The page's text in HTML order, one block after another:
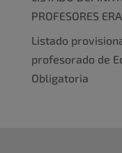
PROFESORES
Listado
profesorado de
Obligatoria